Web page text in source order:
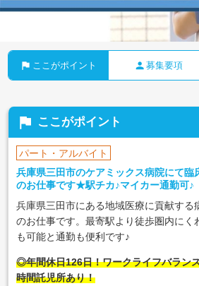
flag ここがポイント person 募集要項
flag ここがポイント
パート・アルバイト
兵庫県三田市のケアミックス病院にて臨
のお仕事です★駅チカ♪マイカー通勤可♪
兵庫県三田市にある地域医療に貢献する
のお仕事です。最寄駅より徒歩圏内にく
も可能と通勤も便利です♪
◎年間休日126日！ワークライフバラン
時間託児所あり！